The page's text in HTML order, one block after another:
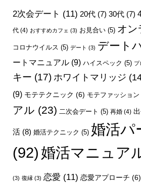
2次会デート (11) 20代(7) 30代(7)
代(4) おすすめカフェ (3) お見合い(5) オン
コロナウイルス (5) デート (3) デート
ートマニュアル(9) ハイスペック (5) プ
キー (17) ホワイトマリッジ
(9) モテテクニック (6) モテファッション
アル (23) 二次会デート (5) 再婚(4)
活(8) 婚活テクニック (5) 婚活パ
(92) 婚活マニュア
(3) 復縁(3) 恋愛 (11) 恋愛アプローチ (6)